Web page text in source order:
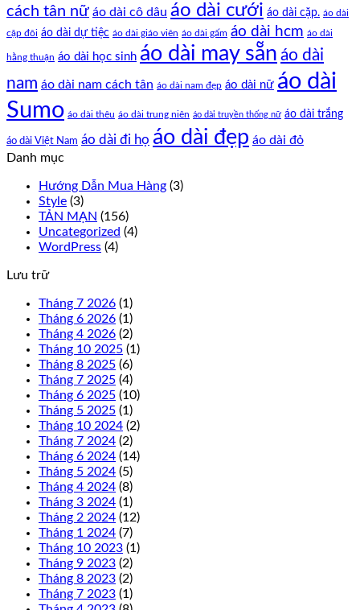
cách tân nữ áo dài cô dâu áo dài cưới áo dài cặp. áo dài
cặp đôi áo dài dự tiệc áo dài giáo viên áo dài gấm áo dài hcm áo dài
hằng thuận áo dài học sinh áo dài may sẵn áo dài
nam áo dài nam cách tân áo dài nam đẹp áo dài nữ áo dài
Sumo áo dài thêu áo dài trung niên áo dài truyền thống nữ áo dài trắng
áo dài Việt Nam áo dài đi họ áo dài đẹp áo dài đỏ
Danh mục
Hướng Dẫn Mua Hàng (3)
Style (3)
TẢN MẠN (156)
Uncategorized (4)
WordPress (4)
Lưu trữ
Tháng 7 2026 (1)
Tháng 6 2026 (1)
Tháng 4 2026 (2)
Tháng 10 2025 (1)
Tháng 8 2025 (6)
Tháng 7 2025 (4)
Tháng 6 2025 (10)
Tháng 5 2025 (1)
Tháng 10 2024 (2)
Tháng 7 2024 (2)
Tháng 6 2024 (14)
Tháng 5 2024 (5)
Tháng 4 2024 (8)
Tháng 3 2024 (1)
Tháng 2 2024 (12)
Tháng 1 2024 (7)
Tháng 10 2023 (1)
Tháng 9 2023 (2)
Tháng 8 2023 (2)
Tháng 7 2023 (1)